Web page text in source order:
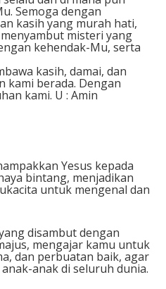
Semoga dengan
kasih yang murah hati,
misteri yang
kehendak-Mu, serta
kasih, damai, dan
kami berada. Dengan
kami. U : Amin
Yesus kepada
bintang, menjadikan
untuk mengenal dan
disambut dengan
mengajar kamu untuk
dan perbuatan baik, agar
anak di seluruh dunia.